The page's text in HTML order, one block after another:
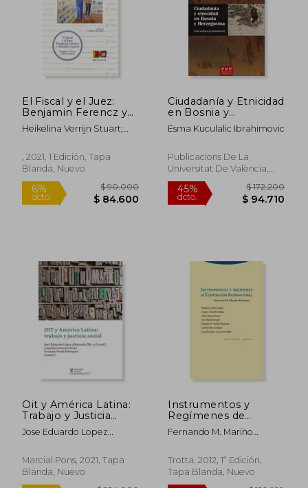
El Fiscal y el Juez:
Benjamin Ferencz y
Antonio Cassese: 16
(Biblioteca Literatura
- Berg Institute)
Heikelina Verrijn Stuart;
, 2021, 1 Edición, Tapa
Blanda, Nuevo
6%
dcto.
$ 90.000
$ 84.600
Ciudadanía y Etnicidad
en Bosnia y
Herzegovina: 6
(Europa Política)
Esma Kuculalic Ibrahimovic
Publicacions De La
Universitat De València,
2019, Tapa Blanda, Nuevo
45%
dcto.
Oit y América Latina:
Trabajo y Justicia
Social (Instituto de
Estudios
Jose Eduardo Lopez
Marcial Pons, 2021, Tapa
Blanda, Nuevo
Instrumentos y
Regímenes de
Cooperación
Internacional
Fernando M. Mariño
Trotta, 2012, 1ª Edición,
Tapa Blanda, Nuevo